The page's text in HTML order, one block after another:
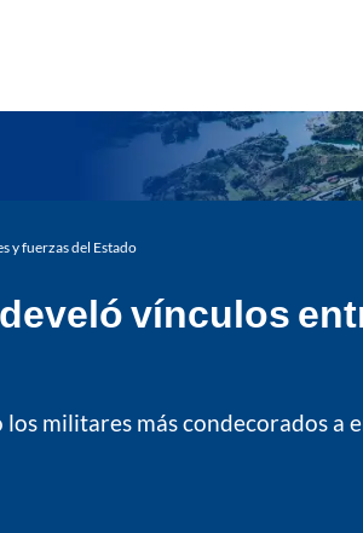
y fuerzas del Estado
vínculos
militares más condecorados